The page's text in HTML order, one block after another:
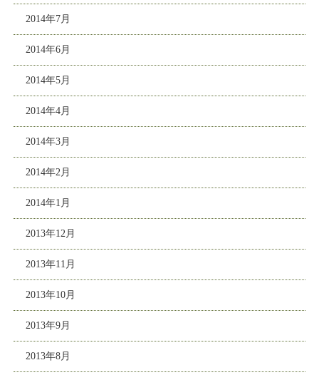
2014年7月
2014年6月
2014年5月
2014年4月
2014年3月
2014年2月
2014年1月
2013年12月
2013年11月
2013年10月
2013年9月
2013年8月